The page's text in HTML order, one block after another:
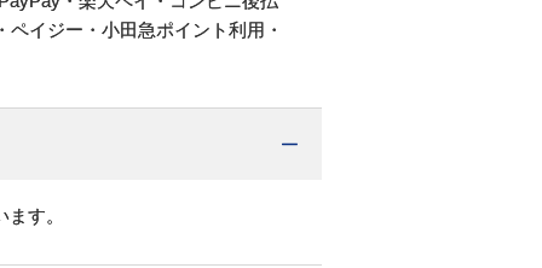
イジー・小田急ポイント利用・
す。